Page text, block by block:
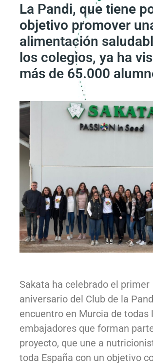
La Pandi, que tiene
objetivo promover
alimentación
los colegios, ya ha
más de 65.000
Sakata ha celebrado el primer
aniversario del Club de la
encuentro en Murcia de todas
embajadores que forman
proyecto, que une a
toda España con un objetivo